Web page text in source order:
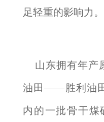
足轻重的影响力。
山东拥有年产
油田——胜利油
内的一批骨干煤